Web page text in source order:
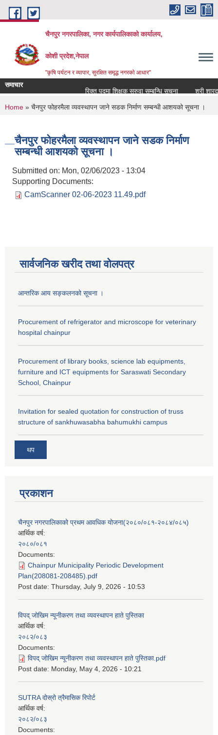
Skip to main content
चैनपुर नगरपालिका, नगर कार्यपालिकाको कार्यालय,
कोशी प्रदेश,नेपाल
"कृषि पर्यटन र व्यापार, सुरक्षित समृद्ध नगरकाे आधार"
समाचार
रिक्त पदमा शिक्षक सरुवा सम्बन्धि सूचना
श्री
You are here
Home » चैनपुर फोहरमैला व्यवस्थापन जाने सडक निर्माण सम्बन्धी आशयको सूचना ।
चैनपुर फोहरमैला व्यवस्थापन जाने सडक निर्माण
सम्बन्धी आशयको सूचना ।
Submitted on: Mon, 02/06/2023 - 13:04
Supporting Documents:
CamScanner 02-06-2023 11.49.pdf
सार्वजनिक खरीद तथा वाेलपत्र
आन्तरिक आय सङ्कलनको सूचना ।
Procurement of refrigerator and microscope for veterinary
hospital chainpur
Procurement of library books, science lab equipments,
furniture and ICT equipments for Saraswati Secondary
School, Chainpur
Invitation for sealed quotation for construction of truss
structure of sankhuwasabha bahumukhi campus
थप
प्रकाशन
चैनपुर नगरपालिकाको प्रथम आवधिक योजना(२०८०/०८१-२०८४/०८५)
आर्थिक वर्ष:
२०८०/०८१
Documents:
Chainpur Municipality Periodic Development
Plan(208081-208485).pdf
Post date: Thursday, July 9, 2026 - 10:53
विपद् जोखिम न्यूनीकरण तथा व्यवस्थापन हाते पुस्तिका
आर्थिक वर्ष:
२०८२/०८३
Documents:
विपद् जोखिम न्यूनीकरण तथा व्यवस्थापन हाते पुस्तिका.pdf
Post date: Monday, May 4, 2026 - 10:21
SUTRA दोस्रो त्रैमासिक रिपोर्ट
आर्थिक वर्ष:
२०८२/०८३
Documents: